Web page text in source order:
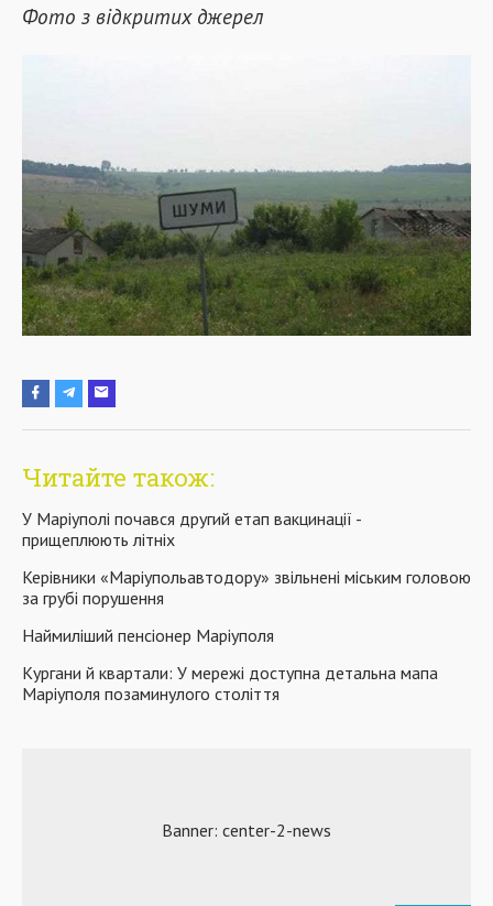
Фото з відкритих джерел
Читайте також:
У Маріуполі почався другий етап вакцинації -
прищеплюють літніх
Керівники «Маріупольавтодору» звільнені міським головою
за грубі порушення
Наймиліший пенсіонер Маріуполя
Кургани й квартали: У мережі доступна детальна мапа
Маріуполя позаминулого століття